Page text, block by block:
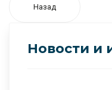
Назад
Новости и